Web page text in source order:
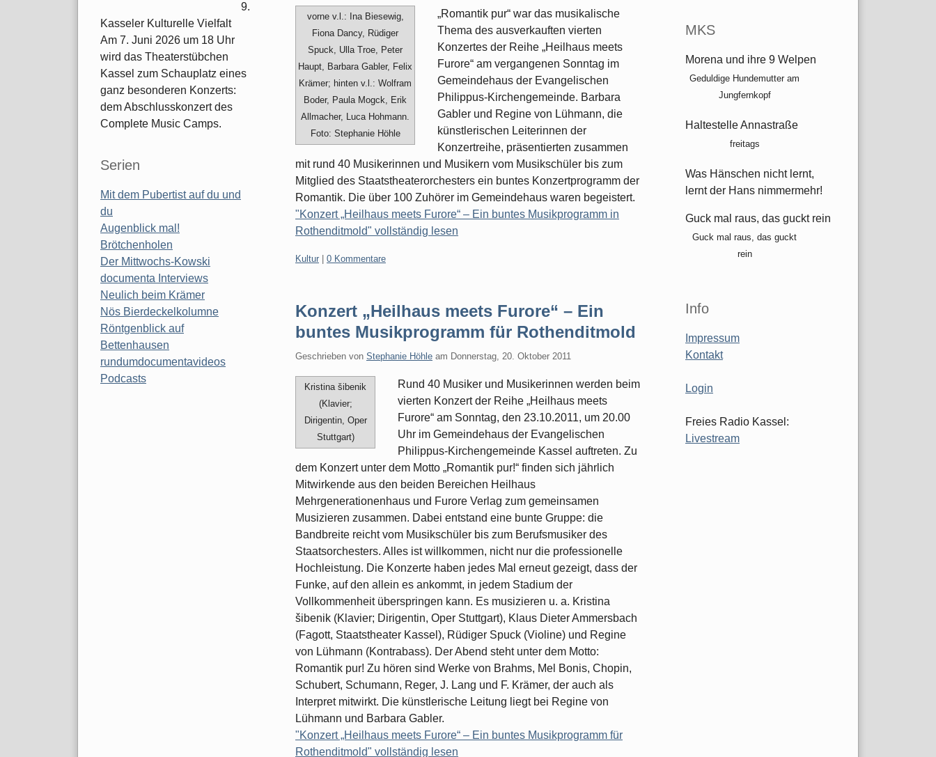
vorne v.l.: Ina Biesewig,
Fiona Dancy, Rüdiger
Spuck, Ulla Troe, Peter
Haupt, Barbara Gabler, Felix
Krämer; hinten v.l.: Wolfram
Boder, Paula Mogck, Erik
Allmacher, Luca Hohmann.
Foto: Stephanie Höhle
„Romantik pur“ war das musikalische
Thema des ausverkauften vierten
Konzertes der Reihe „Heilhaus meets
Furore“ am vergangenen Sonntag im
Gemeindehaus der Evangelischen
Philippus-Kirchengemeinde. Barbara
Gabler und Regine von Lühmann, die
künstlerischen Leiterinnen der
Konzertreihe, präsentierten zusammen
mit rund 40 Musikerinnen und Musikern vom Musikschüler bis zum
Mitglied des Staatstheaterorchesters ein buntes Konzertprogramm der
Romantik. Die über 100 Zuhörer im Gemeindehaus waren begeistert.
"Konzert „Heilhaus meets Furore“ – Ein buntes Musikprogramm in
Rothenditmold" vollständig lesen
Kategorien:
Kultur 0 Kommentare
Konzert „Heilhaus meets Furore“ – Ein
buntes Musikprogramm für Rothenditmold
Geschrieben von Stephanie Höhle am Donnerstag, 20. Oktober 2011
Kristina šibenik
(Klavier;
Dirigentin, Oper
Stuttgart)
Rund 40 Musiker und Musikerinnen werden beim
vierten Konzert der Reihe „Heilhaus meets
Furore“ am Sonntag, den 23.10.2011, um 20.00
Uhr im Gemeindehaus der Evangelischen
Philippus-Kirchengemeinde Kassel auftreten. Zu
dem Konzert unter dem Motto „Romantik pur!“ finden sich jährlich
Mitwirkende aus den beiden Bereichen Heilhaus
Mehrgenerationenhaus und Furore Verlag zum gemeinsamen
Musizieren zusammen. Dabei entstand eine bunte Gruppe: die
Bandbreite reicht vom Musikschüler bis zum Berufsmusiker des
Staatsorchesters. Alles ist willkommen, nicht nur die professionelle
Hochleistung. Die Konzerte haben jedes Mal erneut gezeigt, dass der
Funke, auf den allein es ankommt, in jedem Stadium der
Vollkommenheit überspringen kann. Es musizieren u. a. Kristina
šibenik (Klavier; Dirigentin, Oper Stuttgart), Klaus Dieter Ammersbach
(Fagott, Staatstheater Kassel), Rüdiger Spuck (Violine) und Regine
von Lühmann (Kontrabass). Der Abend steht unter dem Motto:
Romantik pur! Zu hören sind Werke von Brahms, Mel Bonis, Chopin,
Schubert, Schumann, Reger, J. Lang und F. Krämer, der auch als
Interpret mitwirkt. Die künstlerische Leitung liegt bei Regine von
Lühmann und Barbara Gabler.
"Konzert „Heilhaus meets Furore“ – Ein buntes Musikprogramm für
Rothenditmold" vollständig lesen
9.
Kasseler Kulturelle Vielfalt
Am 7. Juni 2026 um 18 Uhr
wird das Theaterstübchen
Kassel zum Schauplatz eines
ganz besonderen Konzerts:
dem Abschlusskonzert des
Complete Music Camps.
Serien
Mit dem Pubertist auf du und
du
Augenblick mal!
Brötchenholen
Der Mittwochs-Kowski
documenta Interviews
Neulich beim Krämer
Nös Bierdeckelkolumne
Röntgenblick auf
Bettenhausen
rundumdocumentavideos
Podcasts
MKS
Morena und ihre 9 Welpen
Geduldige Hundemutter am
Jungfernkopf
Haltestelle Annastraße
freitags
Was Hänschen nicht lernt,
lernt der Hans nimmermehr!
Guck mal raus, das guckt rein
Guck mal raus, das guckt
rein
Info
Impressum
Kontakt
Login
Freies Radio Kassel:
Livestream